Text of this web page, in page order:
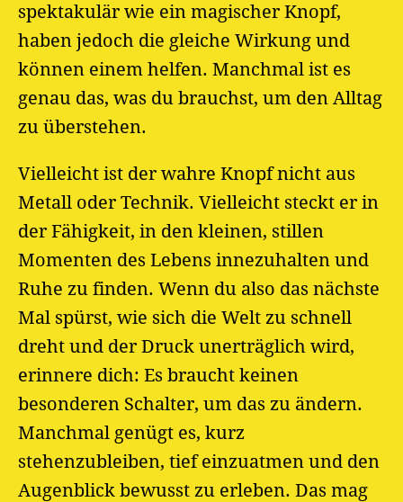
spektakulär wie ein magischer Knopf,
haben jedoch die gleiche Wirkung und
können einem helfen. Manchmal ist es
genau das, was du brauchst, um den Alltag
zu überstehen.
Vielleicht ist der wahre Knopf nicht aus
Metall oder Technik. Vielleicht steckt er in
der Fähigkeit, in den kleinen, stillen
Momenten des Lebens innezuhalten und
Ruhe zu finden. Wenn du also das nächste
Mal spürst, wie sich die Welt zu schnell
dreht und der Druck unerträglich wird,
erinnere dich: Es braucht keinen
besonderen Schalter, um das zu ändern.
Manchmal genügt es, kurz
stehenzubleiben, tief einzuatmen und den
Augenblick bewusst zu erleben. Das mag